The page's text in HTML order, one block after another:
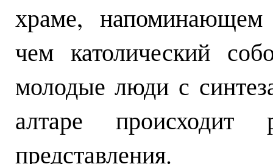
храме, напоминающем
чем католический
молодые люди с
алтаре происходит
представления.